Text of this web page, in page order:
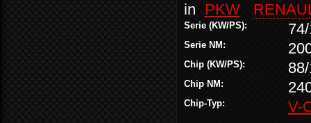
in PKW
Serie (KW/PS):
Serie NM:
Chip (KW/PS):
Chip NM:
Chip-Typ: V-